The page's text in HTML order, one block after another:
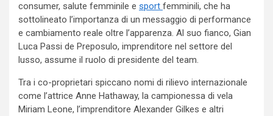
consumer, salute femminile e sport femminili, che ha
sottolineato l’importanza di un messaggio di performance
e cambiamento reale oltre l’apparenza. Al suo fianco, Gian
Luca Passi de Preposulo, imprenditore nel settore del
lusso, assume il ruolo di presidente del team.
Tra i co-proprietari spiccano nomi di rilievo internazionale
come l’attrice Anne Hathaway, la campionessa di vela
Miriam Leone, l’imprenditore Alexander Gilkes e altri